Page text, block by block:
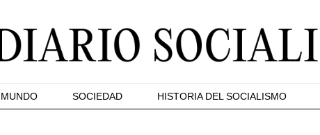
MUNDO SOCIEDAD HISTORIA DEL SOCIALISMO